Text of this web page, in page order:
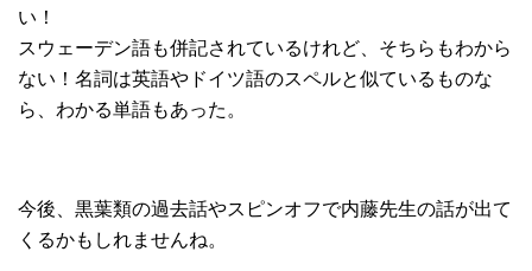
い！
スウェーデン語も併記されているけれど、そちらもわから
ない！名詞は英語やドイツ語のスペルと似ているものな
ら、わかる単語もあった。
今後、黒葉類の過去話やスピンオフで内藤先生の話が出て
くるかもしれませんね。